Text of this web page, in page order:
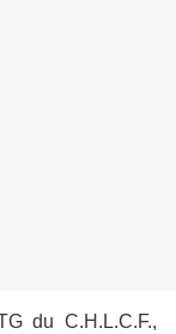
du C.H.L.C.F.,